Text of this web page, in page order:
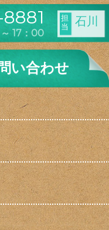
17：00
担
当
石川
い合わせ